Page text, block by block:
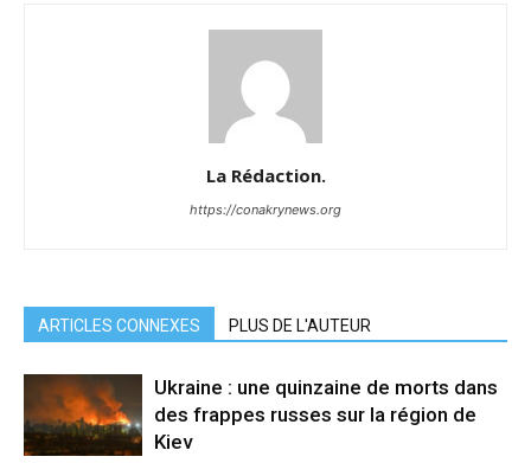
La Rédaction.
https://conakrynews.org
ARTICLES CONNEXES PLUS DE L'AUTEUR
Ukraine : une quinzaine de morts dans
des frappes russes sur la région de
Kiev